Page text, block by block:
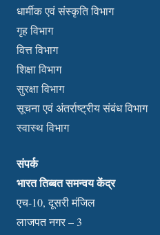
धार्मीक एवं संस्कृति विभाग
गृह विभाग
वित्त विभाग
शिक्षा विभाग
सुरक्षा विभाग
सूचना एवं अंतर्राष्ट्रीय संबंध विभाग
स्वास्थ विभाग
संपर्क
भारत तिब्बत समन्वय केंद्र
एच-10, दूसरी मंजिल
लाजपत नगर – 3